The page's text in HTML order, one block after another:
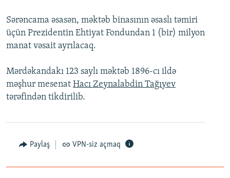
KARIKATURA
İSLAM VƏ DEMOKRATIYA
İZ - MƏDƏNIYYƏT PROQRAMI
PEŞƏ ETIKASI VƏ JURNALISTIKA STANDARTLARIMIZ
MATERIALLARIMIZDAN ISTIFADƏ
AZADLIQRADIOSU MOBIL TELEFONUNUZDA
BIZIMLƏ ƏLAQƏ
BIZI IZLƏ
RFE/RL-in bütün saytları
Sərəncama əsasən, məktəb binasının əsaslı təmiri
üçün Prezidentin Ehtiyat Fondundan 1 (bir) milyon
manat vəsait ayrılacaq.
Mərdəkandakı 123 saylı məktəb 1896-cı ildə
məşhur mesenat Hacı Zeynalabdin Tağıyev
tərəfindən tikdirilib.
Paylaş VPN-siz açmaq